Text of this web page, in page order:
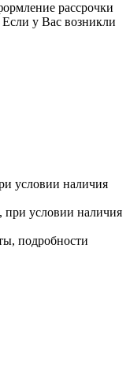
рассрочки
у Вас возникли
условии наличия
при условии наличия
подробности